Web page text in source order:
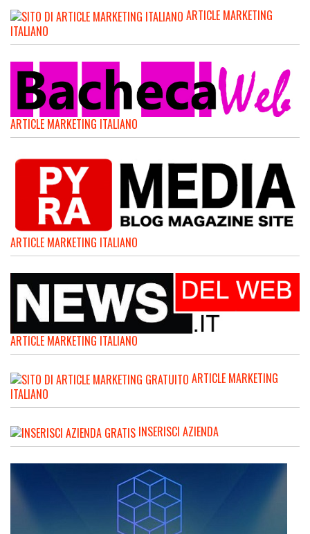
ARTICLE MARKETING
ITALIANO
ARTICLE MARKETING ITALIANO
ARTICLE MARKETING ITALIANO
ARTICLE MARKETING ITALIANO
ARTICLE MARKETING
ITALIANO
INSERISCI AZIENDA